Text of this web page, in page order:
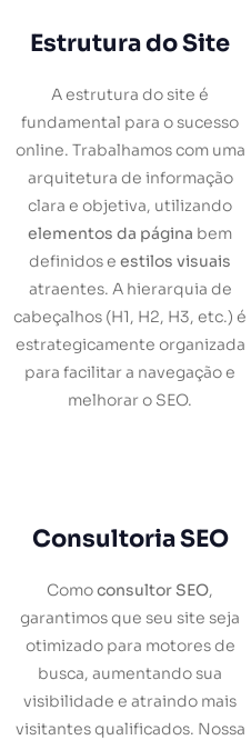
Estrutura do Site
A estrutura do site é
fundamental para o sucesso
online. Trabalhamos com uma
arquitetura de informação
clara e objetiva, utilizando
elementos da página bem
definidos e estilos visuais
atraentes. A hierarquia de
cabeçalhos (H1, H2, H3, etc.) é
estrategicamente organizada
para facilitar a navegação e
melhorar o SEO.
Consultoria SEO
Comoconsultor SEO,
garantimos que seu site seja
otimizado para motores de
busca, aumentando sua
visibilidade e atraindo mais
visitantes qualificados. Nossa